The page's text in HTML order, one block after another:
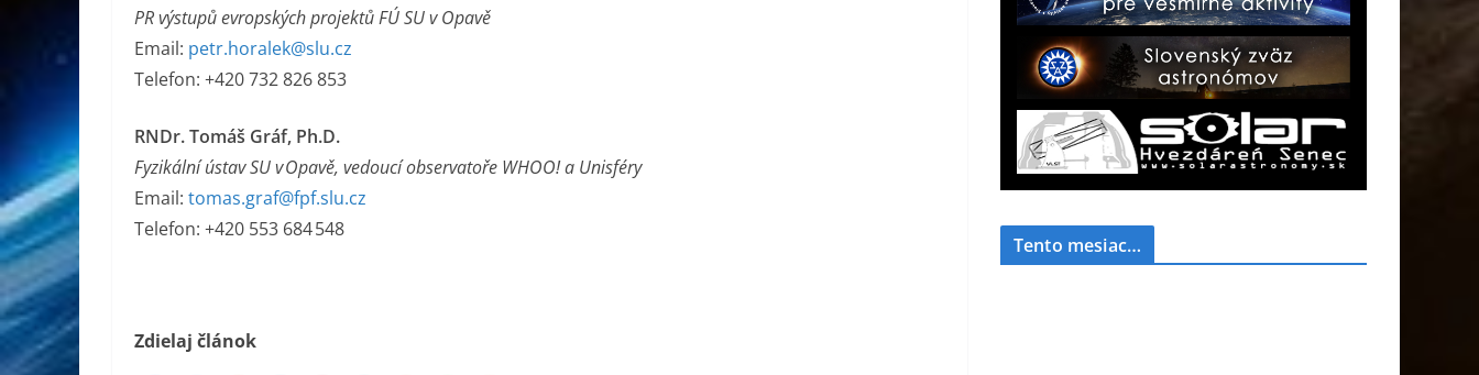
PR výstupů evropských projektů FÚ SU v Opavě
Email: petr.horalek@slu.cz
Telefon: +420 732 826 853
RNDr. Tomáš Gráf, Ph.D.
Fyzikální ústav SU v Opavě, vedoucí observatoře WHOO! a Unisféry
Email: tomas.graf@fpf.slu.cz
Telefon: +420 553 684 548
Zdielaj článok
Tento mesiac…